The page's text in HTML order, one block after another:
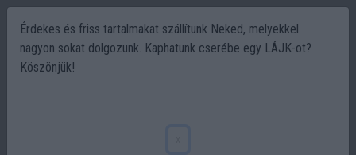
Érdekes és friss tartalmakat szállítunk Neked, melyekkel
nagyon sokat dolgozunk. Kaphatunk cserébe egy LÁJK-ot?
Köszönjük!